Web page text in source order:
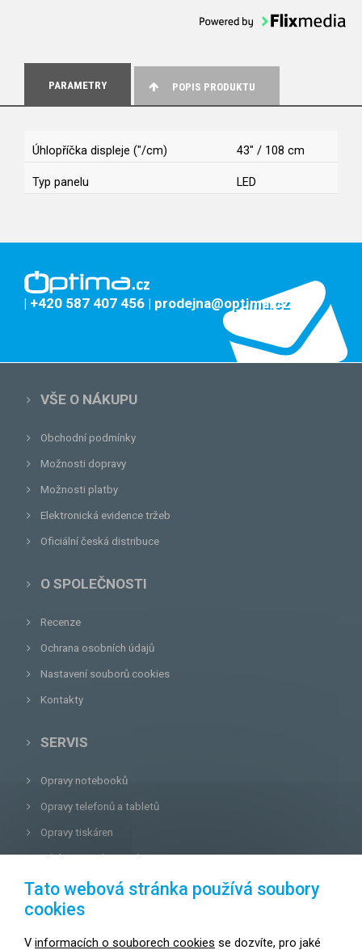
PARAMETRY POPIS PRODUKTU
Úhlopříčka displeje ("/cm) 43" / 108 cm
Typ panelu LED
| +420 587 407 456 | prodejna@optima.cz
VŠE O NÁKUPU
Obchodní podmínky
Možnosti dopravy
Možnosti platby
Elektronická evidence tržeb
Oficiální česká distribuce
O SPOLEČNOSTI
Recenze
Ochrana osobních údajů
Nastavení souborů cookies
Kontakty
SERVIS
Opravy notebooků
Opravy telefonů a tabletů
Opravy tiskáren
Záchrana a obnova dat
AKCE, SLEVY A NOVINKY!
Základní čištění notebooku ZDARMA!
Tato webová stránka používá soubory
cookies
V informacích o souborech cookies se dozvíte, pro jaké